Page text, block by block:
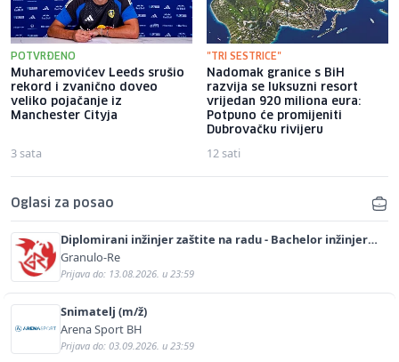
POTVRĐENO
Muharemovićev Leeds srušio
rekord i zvanično doveo
veliko pojačanje iz
Manchester Cityja
3 sata
"TRI SESTRICE"
Nadomak granice s BiH
razvija se luksuzni resort
vrijedan 920 miliona eura:
Potpuno će promijeniti
Dubrovačku rivijeru
12 sati
Oglasi za posao
Diplomirani inžinjer zaštite na radu - Bachelor inžinjer
sigurnosti i pomoći (m/ž)
Granulo-Re
Prijava do: 13.08.2026. u 23:59
Snimatelj (m/ž)
Arena Sport BH
Prijava do: 03.09.2026. u 23:59